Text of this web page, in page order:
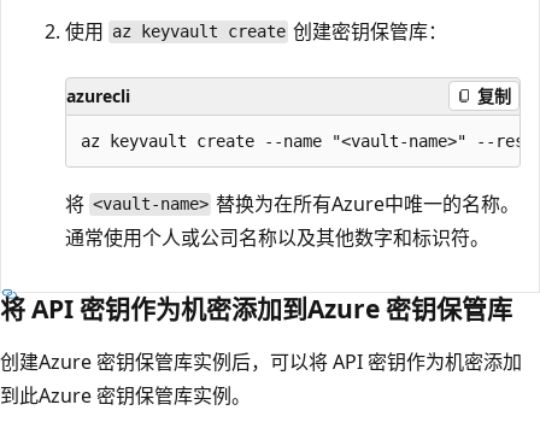
使用 az keyvault create 创建密钥保管库：
azurecli 复制
将 <vault-name> 替换为在所有Azure中唯一的名称。
通常使用个人或公司名称以及其他数字和标识符。
将 API 密钥作为机密添加到Azure 密钥保管库
创建Azure 密钥保管库实例后，可以将 API 密钥作为机密添加
到此Azure 密钥保管库实例。